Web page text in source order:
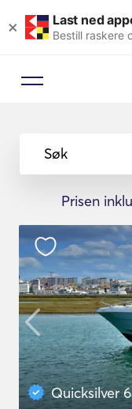
× Last ned
Bestill raskere
Søk
Prisen
Quicksilver